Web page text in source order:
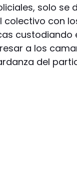
solo se
con
custodiando
a los
del